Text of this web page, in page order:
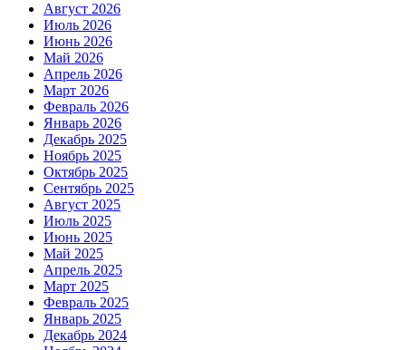
Август 2026
Июль 2026
Июнь 2026
Май 2026
Апрель 2026
Март 2026
Февраль 2026
Январь 2026
Декабрь 2025
Ноябрь 2025
Октябрь 2025
Сентябрь 2025
Август 2025
Июль 2025
Июнь 2025
Май 2025
Апрель 2025
Март 2025
Февраль 2025
Январь 2025
Декабрь 2024